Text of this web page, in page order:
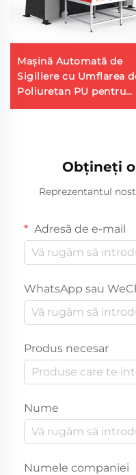
Mașină Automată de
Sigiliere cu Umflarea
Poliuretan PU pentru
Panouri Electrice KW-
Obțineți
Reprezentantul
Adresă de e-mail
WhatsApp sau
Produs necesar
Nume
Numele companiei